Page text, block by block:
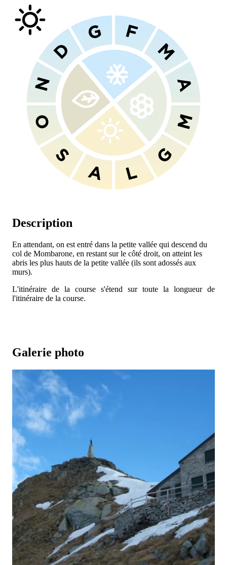
Description
En attendant, on est entré dans la petite vallée qui descend du
col de Mombarone, en restant sur le côté droit, on atteint les
abris les plus hauts de la petite vallée (ils sont adossés aux
murs).
L'itinéraire de la course s'étend sur toute la longueur de
l'itinéraire de la course.
Galerie photo